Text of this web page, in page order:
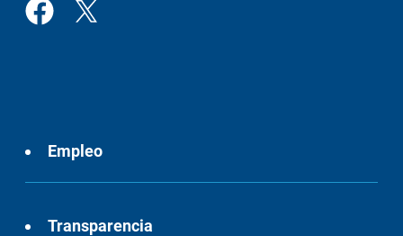
Empleo
Transparencia